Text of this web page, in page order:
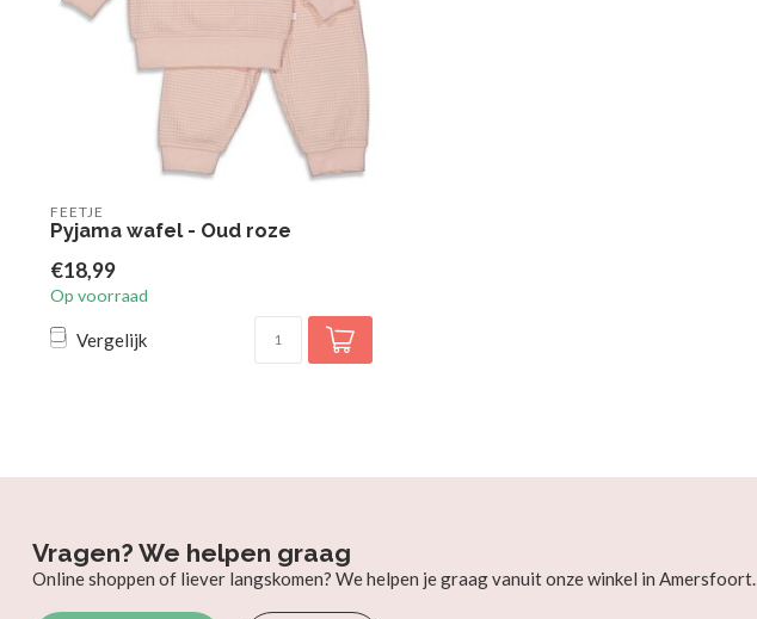
FEETJE
Pyjama wafel - Oud roze
€18,99
Op voorraad
Vergelijk
Vragen? We helpen graag
Online shoppen of liever langskomen? We helpen je graag vanuit onze winkel in Amersfoort.